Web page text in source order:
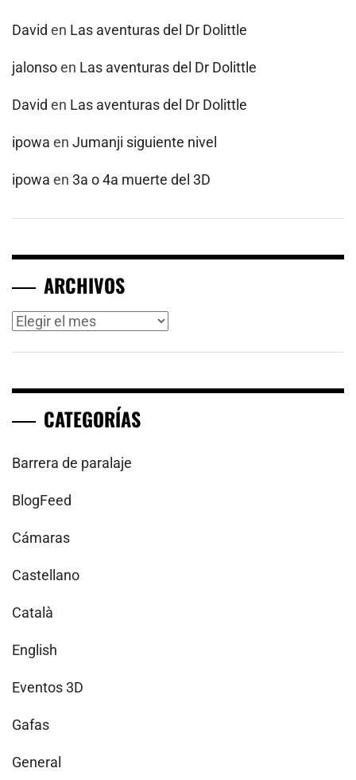
David en Las aventuras del Dr Dolittle
jalonsoen Las aventuras del Dr Dolittle
David en Las aventuras del Dr Dolittle
ipowa en Jumanji siguiente nivel
ipowa en 3a o 4a muerte del 3D
ARCHIVOS
Archivos
CATEGORÍAS
Barrera de paralaje
BlogFeed
Cámaras
Castellano
Català
English
Eventos 3D
Gafas
General